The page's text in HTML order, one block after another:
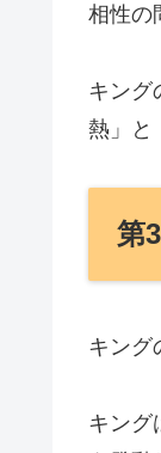
相性の
キング
熱」と
第
キング
キング